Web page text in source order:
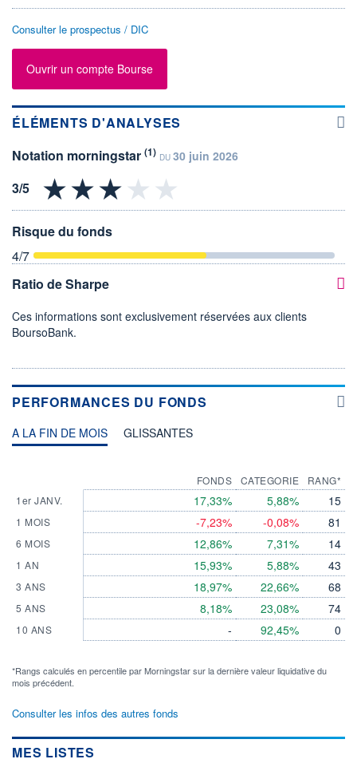
Consulter le prospectus / DIC
Ouvrir un compte Bourse
ÉLÉMENTS D'ANALYSES
Notation morningstar (1) DU 30 juin 2026
Risque du fonds
4/7
Ratio de Sharpe
Ces informations sont exclusivement réservées aux clients
BoursoBank.
PERFORMANCES DU FONDS
A LA FIN DE MOIS GLISSANTES
1er JANV.
1 MOIS
6 MOIS
1 AN
3 ANS
5 ANS
10 ANS
FONDS
17,33%
-7,23%
12,86%
15,93%
18,97%
8,18%
-
CATEGORIE
5,88%
-0,08%
7,31%
5,88%
22,66%
23,08%
92,45%
RANG*
15
81
14
43
68
74
0
*Rangs calculés en percentile par Morningstar sur la dernière valeur liquidative du
mois précédent.
Consulter les infos des autres fonds
MES LISTES